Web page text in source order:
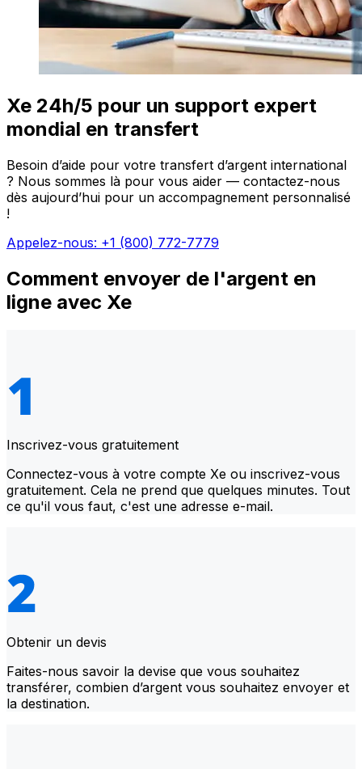
Xe 24h/5 pour un support expert
mondial en transfert
Besoin d’aide pour votre transfert d’argent international
? Nous sommes là pour vous aider — contactez-nous
dès aujourd’hui pour un accompagnement personnalisé
!
Appelez-nous: +1 (800) 772-7779
Comment envoyer de l'argent en
ligne avec Xe
Inscrivez-vous gratuitement
Connectez-vous à votre compte Xe ou inscrivez-vous
gratuitement. Cela ne prend que quelques minutes. Tout
ce qu'il vous faut, c'est une adresse e-mail.
Obtenir un devis
Faites-nous savoir la devise que vous souhaitez
transférer, combien d’argent vous souhaitez envoyer et
la destination.